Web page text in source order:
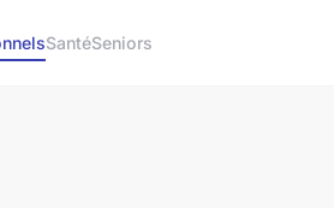
SantéSeniors